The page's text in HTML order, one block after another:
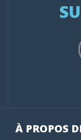
À PROPOS